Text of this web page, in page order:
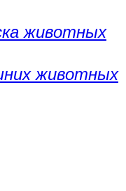
животных
животных